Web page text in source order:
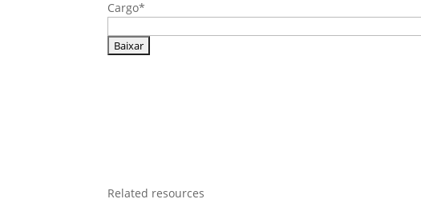
Cargo*
Related resources